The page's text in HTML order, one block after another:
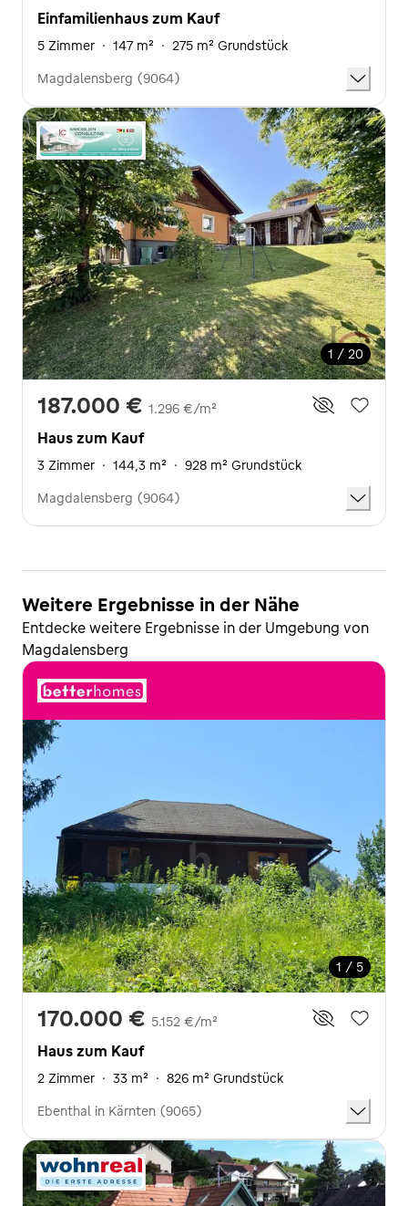
Einfamilienhaus zum Kauf
5 Zimmer · 147 m² · 275 m² Grundstück
Magdalensberg (9064)
1 / 20
187.000 € 1.296 €/m²
Haus zum Kauf
3 Zimmer · 144,3 m² · 928 m² Grundstück
Magdalensberg (9064)
Weitere Ergebnisse in der Nähe
Entdecke weitere Ergebnisse in der Umgebung von
Magdalensberg
1 / 5
170.000 € 5.152 €/m²
Haus zum Kauf
2 Zimmer · 33 m² · 826 m² Grundstück
Ebenthal in Kärnten (9065)